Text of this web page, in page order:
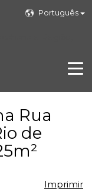
Português
Rua
de
Imprimir